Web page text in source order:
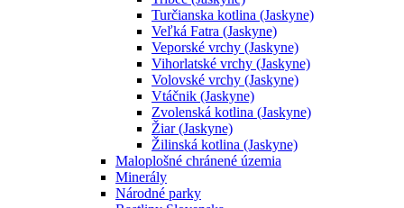
Turčianska kotlina (Jaskyne)
Veľká Fatra (Jaskyne)
Veporské vrchy (Jaskyne)
Vihorlatské vrchy (Jaskyne)
Volovské vrchy (Jaskyne)
Vtáčnik (Jaskyne)
Zvolenská kotlina (Jaskyne)
Žiar (Jaskyne)
Žilinská kotlina (Jaskyne)
Maloplošné chránené územia
Minerály
Národné parky